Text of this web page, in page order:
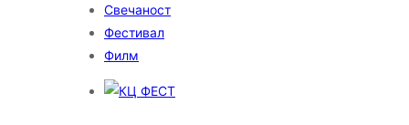
Свечаност
Фестивал
Филм